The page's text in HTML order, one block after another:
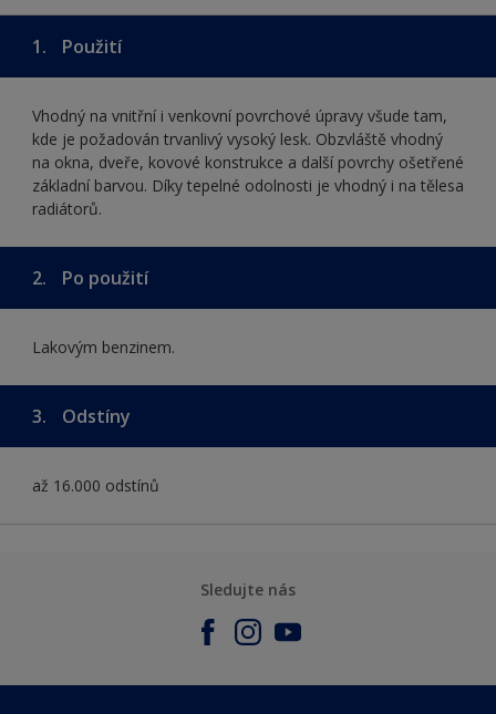
1. Použití
Vhodný na vnitřní i venkovní povrchové úpravy všude tam,
kde je požadován trvanlivý vysoký lesk. Obzvláště vhodný
na okna, dveře, kovové konstrukce a další povrchy ošetřené
základní barvou. Díky tepelné odolnosti je vhodný i na tělesa
radiátorů.
2. Po použití
Lakovým benzinem.
3. Odstíny
až 16.000 odstínů
Sledujte nás